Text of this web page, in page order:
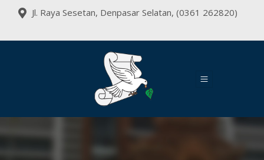
Jl. Raya Sesetan, Denpasar Selatan, (0361 262820)